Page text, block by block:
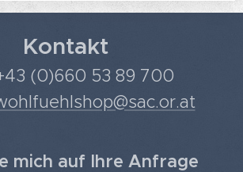
Kontakt
(0)660 53 89 700
mich auf Ihre Anfrage